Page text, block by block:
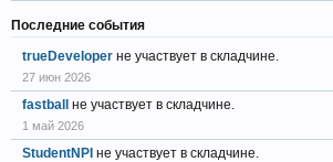
Последние события
trueDeveloper не участвует в складчине.
27 июн 2026
fastball не участвует в складчине.
1 май 2026
StudentNPI не участвует в складчине.